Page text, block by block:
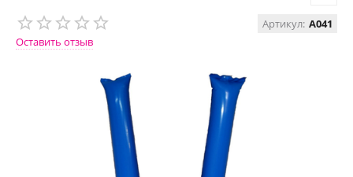
Оставить отзыв
Артикул: A041